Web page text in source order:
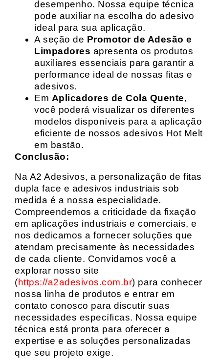
desempenho. Nossa equipe técnica
pode auxiliar na escolha do adesivo
ideal para sua aplicação.
A seção de Promotor de Adesão e
Limpadores apresenta os produtos
auxiliares essenciais para garantir a
performance ideal de nossas fitas e
adesivos.
Em Aplicadores de Cola Quente,
você poderá visualizar os diferentes
modelos disponíveis para a aplicação
eficiente de nossos adesivos Hot Melt
em bastão.
Conclusão:
Na A2 Adesivos, a personalização de fitas
dupla face e adesivos industriais sob
medida é a nossa especialidade.
Compreendemos a criticidade da fixação
em aplicações industriais e comerciais, e
nos dedicamos a fornecer soluções que
atendam precisamente às necessidades
de cada cliente. Convidamos você a
explorar nosso site
(https://a2adesivos.com.br) para conhecer
nossa linha de produtos e entrar em
contato conosco para discutir suas
necessidades específicas. Nossa equipe
técnica está pronta para oferecer a
expertise e as soluções personalizadas
que seu projeto exige.